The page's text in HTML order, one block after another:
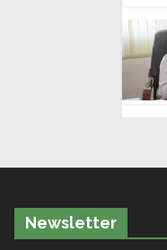
Newsletter